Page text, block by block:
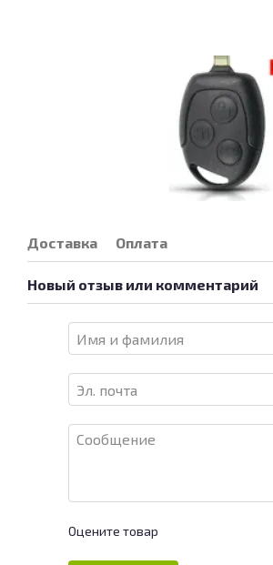
Доставка Оплата
Новый отзыв или комментарий
Оцените товар